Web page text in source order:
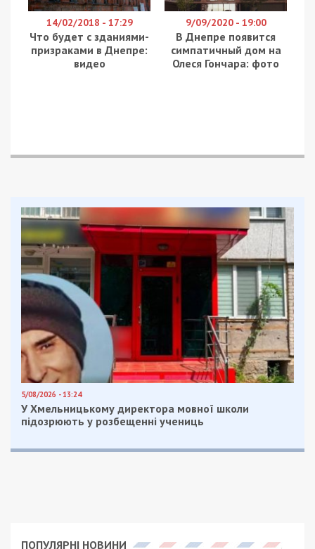
разработали детальный план застройки улицы
Набережной Победы, которая расположена у
Монастырского острова. В этой проектировке
они предложили построить на месте канатной
дороги вантовый мост (тип висячего моста,
прошлое десятилетие предпринималось
в упадке.
Сомневаюсь, что ее сохранят. Учитывая ее
географическое расположение здесь скорее всего
появится жилой комплекс с отличным видом на
Днепр, – заключил Реутов.
Напомним, что в 1968 году канатная дорога
Днепрепропетровске начала свою работу. Тогда
воздушный трамвай был невероятно популярен.
Ведь в летний период за 7 минут можно было
добраться до пляжей на Комсомольском
острове (ныне Монастырском –
прим. Автора
Но уже более 10 лет находится в заброшенном
состоянии. Впрочем, она выполняла больше
развлекательную функцию — связывала
каскадный дом с террасами